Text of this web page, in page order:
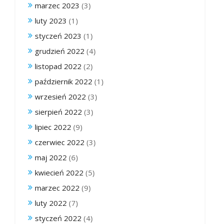
marzec 2023 (3)
luty 2023 (1)
styczeń 2023 (1)
grudzień 2022 (4)
listopad 2022 (2)
październik 2022 (1)
wrzesień 2022 (3)
sierpień 2022 (3)
lipiec 2022 (9)
czerwiec 2022 (3)
maj 2022 (6)
kwiecień 2022 (5)
marzec 2022 (9)
luty 2022 (7)
styczeń 2022 (4)